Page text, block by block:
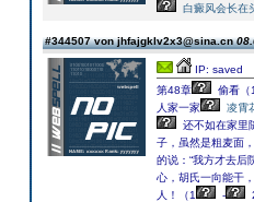
白癜风会长在
#344507 von jhfajgklv2x3@sina.cn
IP: saved
第48章
偷看（
人家一家
凌霄
还不如在家里
子，虽然是粗麦面
的说：“我方才去后
心，胡氏一向能干
人！（1
-